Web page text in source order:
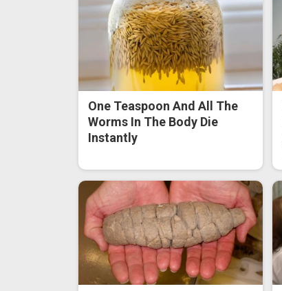
One Teaspoon And All The
Worms In The Body Die
Instantly